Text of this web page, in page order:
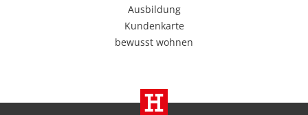
Ausbildung
Kundenkarte
bewusst wohnen